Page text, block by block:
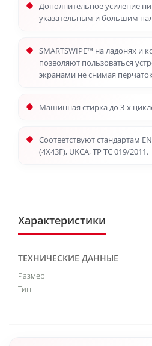
Дополнительное усиление
указательным и большим
SMARTSWIPE™ на ладонях и
позволяют пользоваться
экранами не снимая
Машинная стирка до 3-х
Соответствуют стандартам
(4X43F), UKCA, ТР ТС 019/2011.
Характеристики
ТЕХНИЧЕСКИЕ ДАННЫЕ
Размер
Тип